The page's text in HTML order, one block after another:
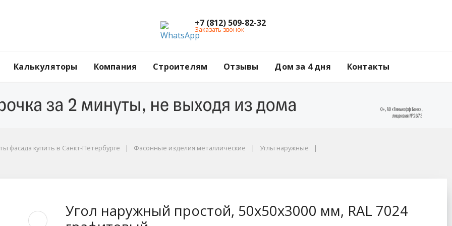
+7 (812) 509-82-32
Заказать звонок
Калькуляторы Компания Строителям Отзывы Дом за 4 дня Контакты
фасада купить в Санкт-Петербурге Фасонные изделия металлические
Углы наружные
Угол наружный простой, 50x50x3000 мм, RAL 7024